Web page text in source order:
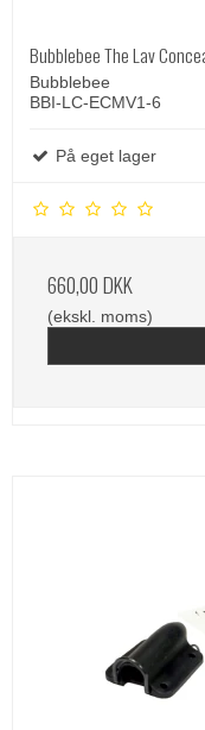
Bubblebee The Lav
Bubblebee
BBI-LC-ECMV1-6
På eget lager
660,00 DKK
(ekskl. moms)